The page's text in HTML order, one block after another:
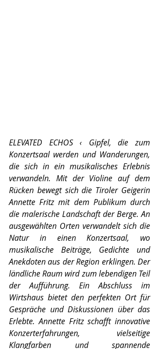
ELEVATED ECHOS ‹ Gipfel, die zum
Konzertsaal werden und Wanderungen,
die sich in ein musikalisches Erlebnis
verwandeln. Mit der Violine auf dem
Rücken bewegt sich die Tiroler Geigerin
Annette Fritz mit dem Publikum durch
die malerische Landschaft der Berge. An
ausgewählten Orten verwandelt sich die
Natur in einen Konzertsaal, wo
musikalische Beiträge, Gedichte und
Anekdoten aus der Region erklingen. Der
ländliche Raum wird zum lebendigen Teil
der Aufführung. Ein Abschluss im
Wirtshaus bietet den perfekten Ort für
Gespräche und Diskussionen über das
Erlebte. Annette Fritz schafft innovative
Konzerterfahrungen, vielseitige
Klangfarben und spannende